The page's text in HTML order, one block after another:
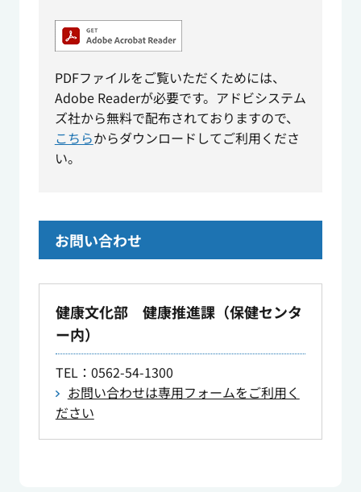
PDFファイルをご覧いただくためには、
Adobe Readerが必要です。アドビシステム
ズ社から無料で配布されておりますので、
こちらからダウンロードしてご利用くださ
い。
お問い合わせ
健康文化部 健康推進課（保健センタ
ー内）
TEL ：0562-54-1300
お問い合わせは専用フォームをご利用く
ださい